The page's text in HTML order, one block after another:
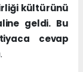
kültürünü
geldi. Bu
cevap